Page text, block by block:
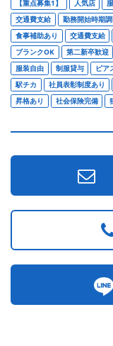
【重点募集1】 人気店
交通費支給
勤務開始時期
食事補助あり
交通費支給
ブランクOK
第二新卒歓迎
服装自由
制服貸与 ピア
駅チカ
社員表彰制度あり
昇格あり
社会保険完備